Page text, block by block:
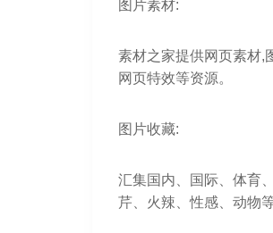
图片素材:
素材之家提供网页素材,
网页特效等资源。
图片收藏:
汇集国内、国际、体育
芹、火辣、性感、动物